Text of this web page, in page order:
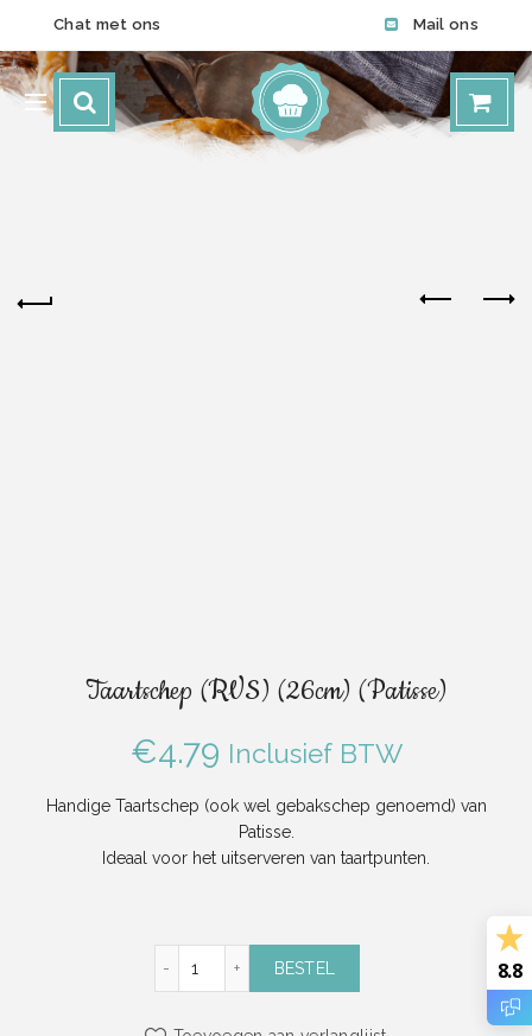
Chat met ons Mail ons
Taartschep (RVS) (26cm) (Patisse)
€4.79 Inclusief BTW
Handige Taartschep (ook wel gebakschep genoemd) van
Patisse.
Ideaal voor het uitserveren van taartpunten.
Taartschep (RVS) (26cm) (Patisse) aantal
BESTEL 8.8